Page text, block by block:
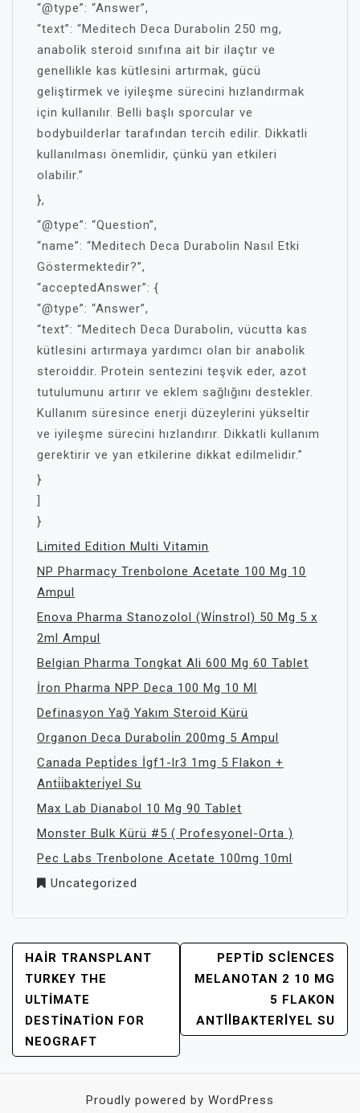
“@type”: “Answer”,
“text”: “Meditech Deca Durabolin 250 mg,
anabolik steroid sınıfına ait bir ilaçtır ve
genellikle kas kütlesini artırmak, gücü
geliştirmek ve iyileşme sürecini hızlandırmak
için kullanılır. Belli başlı sporcular ve
bodybuilderlar tarafından tercih edilir. Dikkatli
kullanılması önemlidir, çünkü yan etkileri
olabilir.”
},
“@type”: “Question”,
“name”: “Meditech Deca Durabolin Nasıl Etki
Göstermektedir?”,
“acceptedAnswer”: {
“@type”: “Answer”,
“text”: “Meditech Deca Durabolin, vücutta kas
kütlesini artırmaya yardımcı olan bir anabolik
steroiddir. Protein sentezini teşvik eder, azot
tutulumunu artırır ve eklem sağlığını destekler.
Kullanım süresince enerji düzeylerini yükseltir
ve iyileşme sürecini hızlandırır. Dikkatli kullanım
gerektirir ve yan etkilerine dikkat edilmelidir.”
}
]
}
Limited Edition Multi Vitamin
NP Pharmacy Trenbolone Acetate 100 Mg 10
Ampul
Enova Pharma Stanozolol (Wi̇nstrol) 50 Mg 5 x
2ml Ampul
Belgian Pharma Tongkat Ali 600 Mg 60 Tablet
İron Pharma NPP Deca 100 Mg 10 Ml
Definasyon Yağ Yakım Steroid Kürü
Organon Deca Duraboli̇n 200mg 5 Ampul
Canada Pepti̇des İgf1-lr3 1mg 5 Flakon +
Anti̇i̇bakteri̇yel Su
Max Lab Dianabol 10 Mg 90 Tablet
Monster Bulk Kürü #5 ( Profesyonel-Orta )
Pec Labs Trenbolone Acetate 100mg 10ml
Uncategorized
YAZI
GEZINMESI
HAIR TRANSPLANT
TURKEY THE
ULTIMATE
DESTINATION FOR
NEOGRAFT
PEPTID SCİENCES
MELANOTAN 2 10 MG
5 FLAKON
ANTİİBAKTERİYEL SU
Proudly powered by WordPress